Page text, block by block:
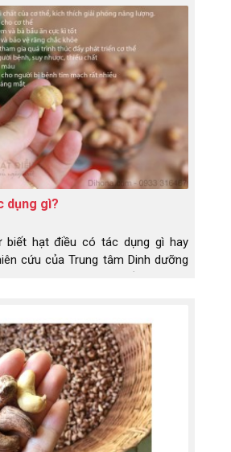
dụng gì?
biết hạt điều có tác dụng gì hay
cứu của Trung tâm Dinh dưỡng